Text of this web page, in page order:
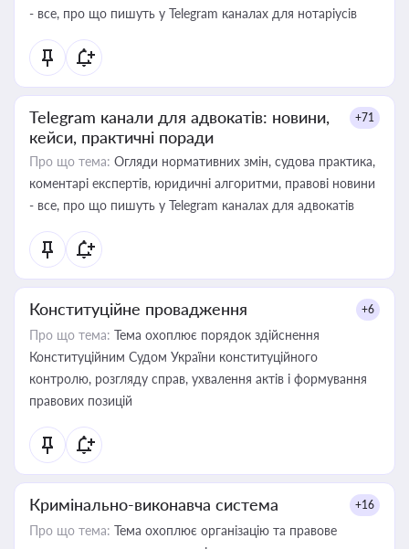
- все, про що пишуть у Telegram каналах для нотаріусів
Telegram канали для адвокатів: новини,
кейси, практичні поради
+71
Про що тема: Огляди нормативних змін, судова практика,
коментарі експертів, юридичні алгоритми, правові новини
- все, про що пишуть у Telegram каналах для адвокатів
Конституційне провадження +6
Про що тема: Тема охоплює порядок здійснення
Конституційним Судом України конституційного
контролю, розгляду справ, ухвалення актів і формування
правових позицій
Кримінально-виконавча система +16
Про що тема: Тема охоплює організацію та правове